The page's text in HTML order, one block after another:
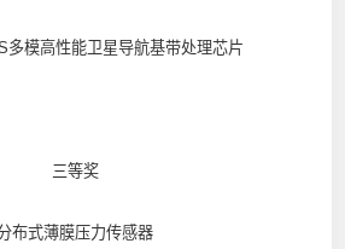
多模高性能卫星导航基带处理芯片
三等奖
布式薄膜压力传感器